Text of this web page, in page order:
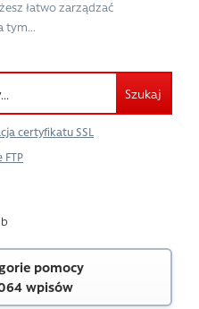
łatwo zarządzać
Szukaj
certyfikatu SSL
FTP
pomocy
wpisów